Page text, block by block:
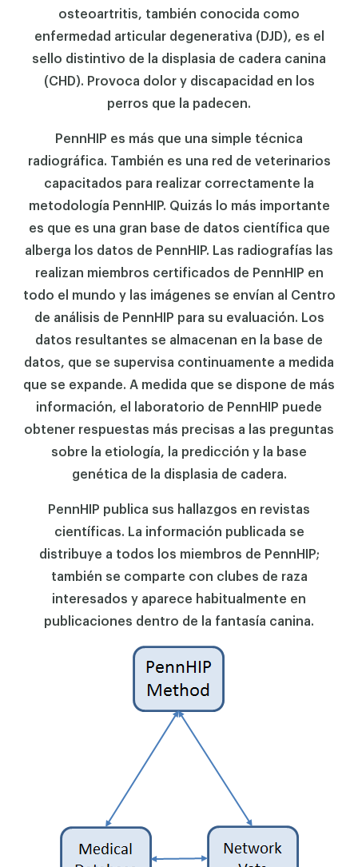
osteoartritis, también conocida como
enfermedad articular degenerativa (DJD), es el
sello distintivo de la displasia de cadera canina
(CHD). Provoca dolor y discapacidad en los
perros que la padecen.
PennHIP es más que una simple técnica
radiográfica. También es una red de veterinarios
capacitados para realizar correctamente la
metodología PennHIP. Quizás lo más importante
es que es una gran base de datos científica que
alberga los datos de PennHIP. Las radiografías las
realizan miembros certificados de PennHIP en
todo el mundo y las imágenes se envían al Centro
de análisis de PennHIP para su evaluación. Los
datos resultantes se almacenan en la base de
datos, que se supervisa continuamente a medida
que se expande. A medida que se dispone de más
información, el laboratorio de PennHIP puede
obtener respuestas más precisas a las preguntas
sobre la etiología, la predicción y la base
genética de la displasia de cadera.
PennHIP publica sus hallazgos en revistas
científicas. La información publicada se
distribuye a todos los miembros de PennHIP;
también se comparte con clubes de raza
interesados y aparece habitualmente en
publicaciones dentro de la fantasía canina.